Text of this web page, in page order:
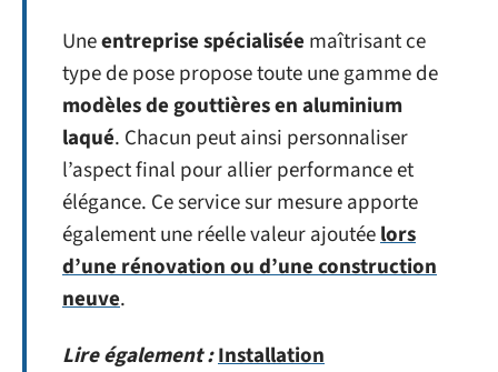
Uneentreprise spécialisée maîtrisant ce
type de pose propose toute une gamme de
modèles de gouttières en aluminium
laqué. Chacun peut ainsi personnaliser
l’aspect final pour allier performance et
élégance. Ce service sur mesure apporte
également une réelle valeur ajoutéelors
d’une rénovation ou d’une construction
neuve.
Lire également :Installation